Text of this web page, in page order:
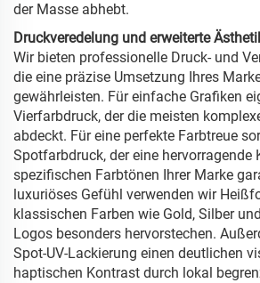
der Masse abhebt.
Druckveredelung und erweiterte
Wir bieten professionelle Druck- und
die eine präzise Umsetzung Ihres
gewährleisten. Für einfache Grafiken
Vierfarbdruck, der die meisten
abdeckt. Für eine perfekte Farbtreue
Spotfarbdruck, der eine hervorragende
spezifischen Farbtönen Ihrer Marke
luxuriöses Gefühl verwenden wir
klassischen Farben wie Gold, Silber
Logos besonders hervorstechen.
Spot-UV-Lackierung einen deutlichen
haptischen Kontrast durch lokal